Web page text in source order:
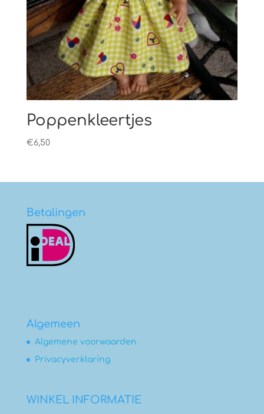
Poppenkleertjes
€6,50
Betalingen
Algemeen
Algemene voorwaarden
Privacyverklaring
WINKEL INFORMATIE